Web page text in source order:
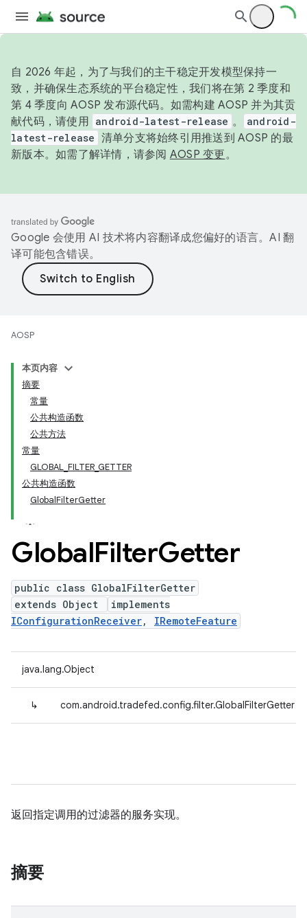
自 2026 年起，为了与我们的主干稳定开发模型保持一
致，并确保生态系统的平台稳定性，我们将在第 2 季度和
第 4 季度向 AOSP 发布源代码。如需构建 AOSP 并为其贡
献代码，请使用 android-latest-release 。
android-
latest-release 清单分支将始终引用推送到 AOSP 的最
新版本。如需了解详情，请参阅 AOSP 变更。
Google 会使用 AI 技术将内容翻译成您偏好的语言。AI 翻
译可能包含错误。
AOSP
本页内容
摘要
常量
公共构造函数
公共方法
常量
GLOBAL_FILTER_GETTER
公共构造函数
GlobalFilterGetter
GlobalFilterGetter
public class GlobalFilterGetter
extends Object
implements
IConfigurationReceiver, IRemoteFeature
java.lang.Object
↳ com.android.tradefed.config.filter.GlobalFilterGetter
返回指定调用的过滤器的服务实现。
摘要